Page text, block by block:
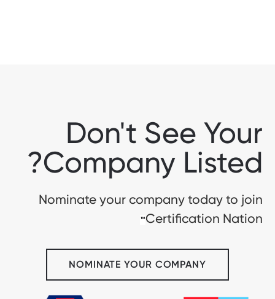
Don't See Your
Company Listed?
Nominate your company today to join
Certification Nation
™
NOMINATE YOUR COMPANY